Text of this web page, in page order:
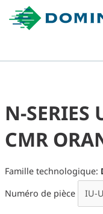
N-SERIES
CMR
Famille technologique:
Numéro de pièce